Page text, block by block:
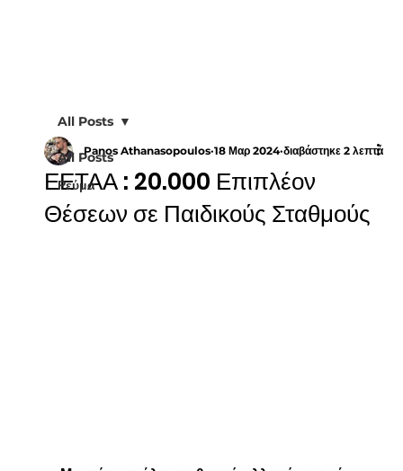
All Posts
Ρεύμα
All Posts
ΕΕΤΑΑ : 20.000 Επιπλέον
Θέσεων σε Παιδικούς Σταθμούς
Panos Athanasopoulos 18 Μαρ 2024 διαβάστηκε 2 λεπτά